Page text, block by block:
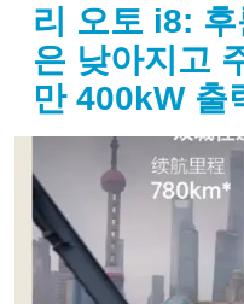
리 오토 i8:
은 낮아지고
만 400kW 출